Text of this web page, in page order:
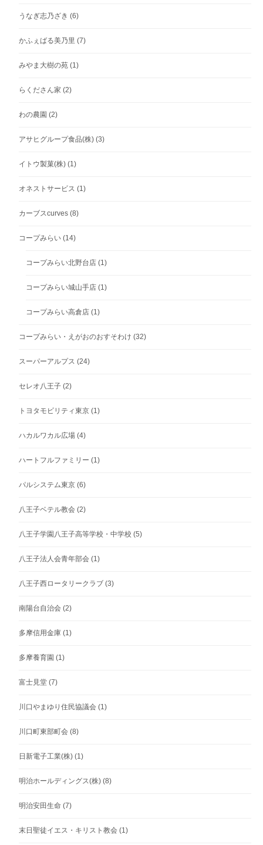
うなぎ志乃ざき (6)
かふぇばる美乃里 (7)
みやま大樹の苑 (1)
らくださん家 (2)
わの農園 (2)
アサヒグループ食品(株) (3)
イトウ製菓(株) (1)
オネストサービス (1)
カーブスcurves (8)
コープみらい (14)
コープみらい北野台店 (1)
コープみらい城山手店 (1)
コープみらい高倉店 (1)
コープみらい・えがおのおすそわけ (32)
スーパーアルプス (24)
セレオ八王子 (2)
トヨタモビリティ東京 (1)
ハカルワカル広場 (4)
ハートフルファミリー (1)
パルシステム東京 (6)
八王子ベテル教会 (2)
八王子学園八王子高等学校・中学校 (5)
八王子法人会青年部会 (1)
八王子西ロータリークラブ (3)
南陽台自治会 (2)
多摩信用金庫 (1)
多摩養育園 (1)
富士見堂 (7)
川口やまゆり住民協議会 (1)
川口町東部町会 (8)
日新電子工業(株) (1)
明治ホールディングス(株) (8)
明治安田生命 (7)
末日聖徒イエス・キリスト教会 (1)